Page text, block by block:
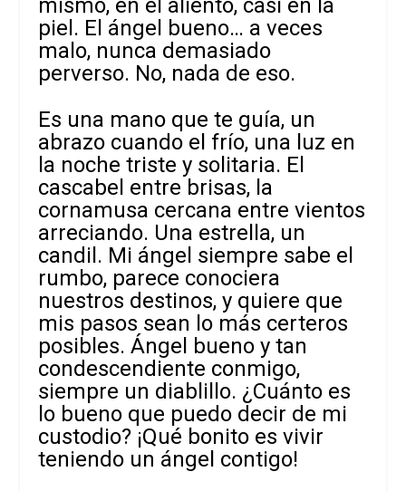
mismo, en el aliento, casi en la
piel. El ángel bueno… a veces
malo, nunca demasiado
perverso. No, nada de eso.
Es una mano que te guía, un
abrazo cuando el frío, una luz en
la noche triste y solitaria. El
cascabel entre brisas, la
cornamusa cercana entre vientos
arreciando. Una estrella, un
candil. Mi ángel siempre sabe el
rumbo, parece conociera
nuestros destinos, y quiere que
mis pasos sean lo más certeros
posibles. Ángel bueno y tan
condescendiente conmigo,
siempre un diablillo. ¿Cuánto es
lo bueno que puedo decir de mi
custodio? ¡Qué bonito es vivir
teniendo un ángel contigo!